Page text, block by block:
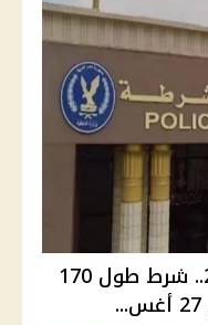
التقديم لكلية الشرطة 2026.. شرط طول 170